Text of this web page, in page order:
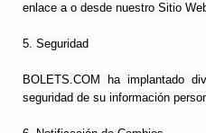
enlace a o desde nuestro Sitio
5. Seguridad
BOLETS.COM ha implantado
seguridad de su información